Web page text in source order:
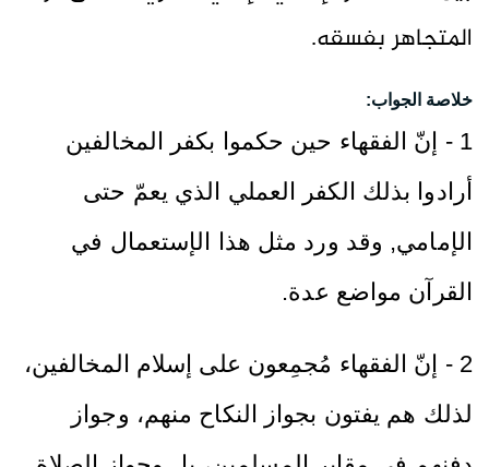
المتجاهر بفسقه.
خلاصة الجواب:
1 - إنّ الفقهاء حين حكموا بكفر المخالفين
أرادوا بذلك الكفر العملي الذي يعمّ حتى
الإمامي, وقد ورد مثل هذا الإستعمال في
القرآن مواضع عدة.
2 - إنّ الفقهاء مُجمِعون على إسلام المخالفين،
لذلك هم يفتون بجواز النكاح منهم، وجواز